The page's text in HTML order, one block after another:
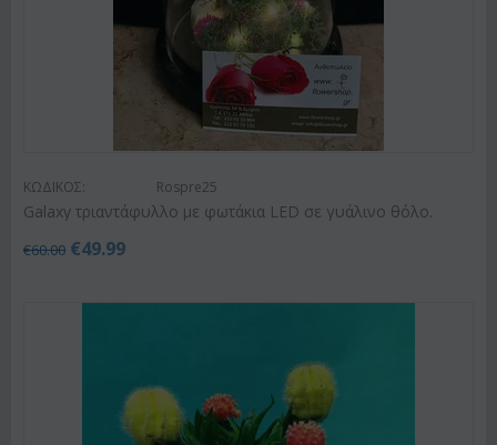
ΚΩΔΙΚΟΣ: Rospre25
Galaxy τριαντάφυλλο με φωτάκια LED σε γυάλινο θόλο.
€60.00 €49.99